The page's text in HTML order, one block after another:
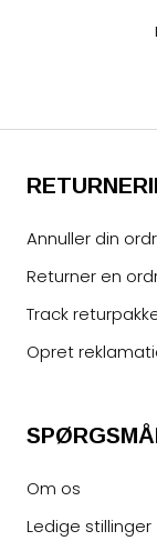
Annuller din
Returner en
Track
Opret
Om os
Ledige stillinger